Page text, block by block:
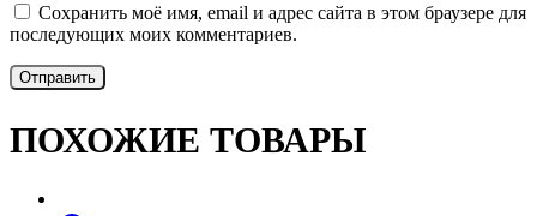
Сохранить моё имя, email и адрес сайта в этом браузере для
последующих моих комментариев.
ПОХОЖИЕ ТОВАРЫ